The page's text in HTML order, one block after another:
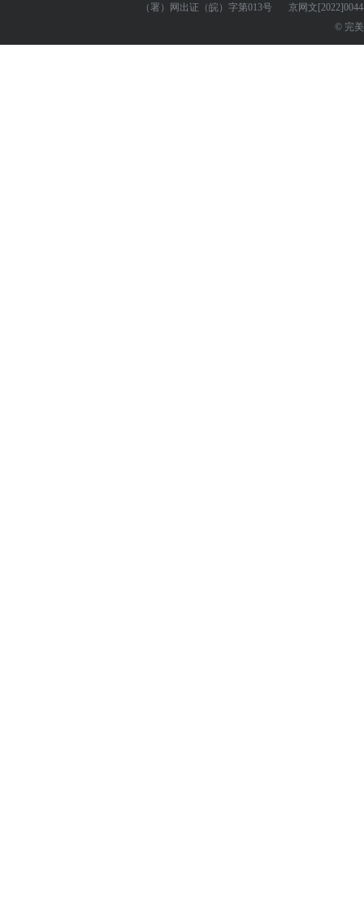
（署）网出证（皖）字第013号
京网文
© 完美